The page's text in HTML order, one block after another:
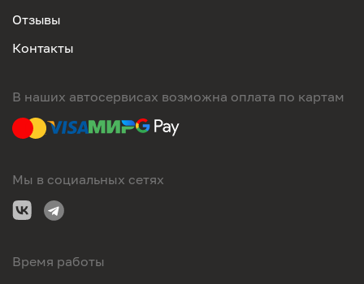
Отзывы
Контакты
В наших автосервисах возможна оплата по картам
Мы в социальных сетях
Время работы